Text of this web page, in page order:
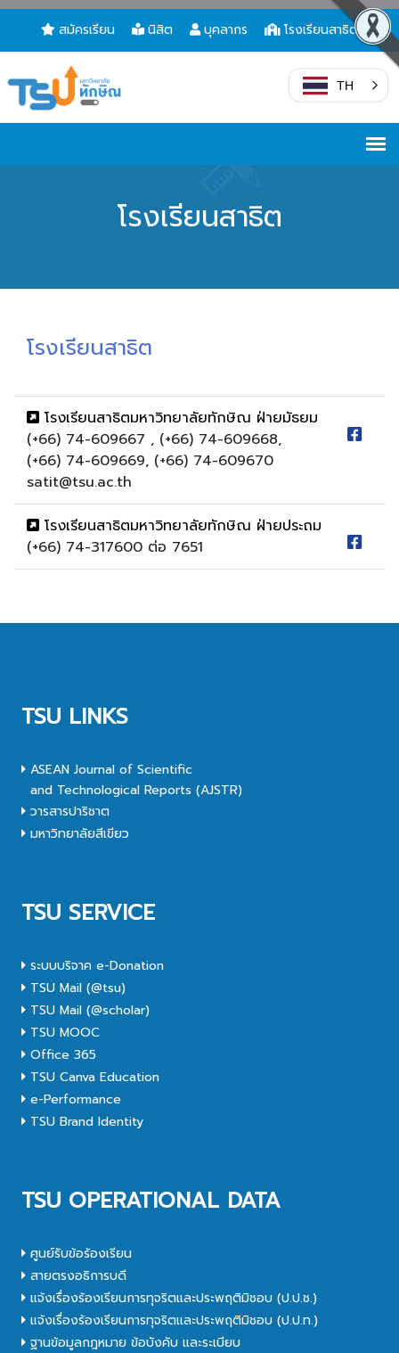
สมัครเรียน นิสิต บุคลากร โรงเรียนสาธิต
TH
โรงเรียนสาธิต
โรงเรียนสาธิต
โรงเรียนสาธิตมหาวิทยาลัยทักษิณ ฝ่ายมัธยม
(+66) 74-609667 , (+66) 74-609668,
(+66) 74-609669, (+66) 74-609670
satit@tsu.ac.th
โรงเรียนสาธิตมหาวิทยาลัยทักษิณ ฝ่ายประถม
(+66) 74-317600 ต่อ 7651
TSU LINKS
ASEAN Journal of Scientific
and Technological Reports (AJSTR)
วารสารปาริชาต
มหาวิทยาลัยสีเขียว
TSU SERVICE
ระบบบริจาค e-Donation
TSU Mail (@tsu)
TSU Mail (@scholar)
TSU MOOC
Office 365
TSU Canva Education
e-Performance
TSU Brand Identity
TSU OPERATIONAL DATA
ศูนย์รับข้อร้องเรียน
สายตรงอธิการบดี
แจ้งเรื่องร้องเรียนการทุจริตและประพฤติมิชอบ (ป.ป.ช.)
แจ้งเรื่องร้องเรียนการทุจริตและประพฤติมิชอบ (ป.ป.ท.)
ฐานข้อมูลกฎหมาย ข้อบังคับ และระเบียบ